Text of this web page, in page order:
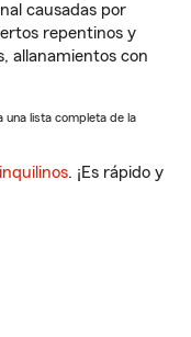
causadas por
repentinos y
allanamientos con
una lista completa de la
. ¡Es rápido y